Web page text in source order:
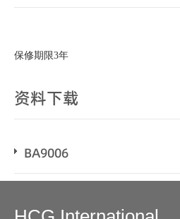
保修期限3年
资料下载
BA9006